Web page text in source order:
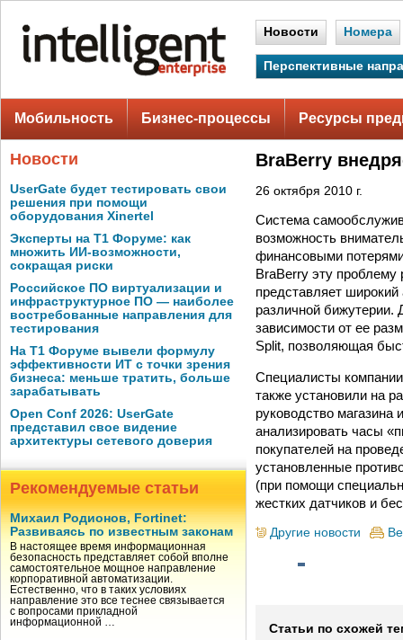
Новости Номера
Перспективные
Мобильность Бизнес-процессы Ресурсы
Новости
UserGate будет тестировать свои
решения при помощи
оборудования Xinertel
Эксперты на Т1 Форуме: как
множить ИИ-возможности,
сокращая риски
Российское ПО виртуализации и
инфраструктурное ПО — наиболее
востребованные направления для
тестирования
На Т1 Форуме вывели формулу
эффективности ИТ с точки зрения
бизнеса: меньше тратить, больше
зарабатывать
Open Conf 2026: UserGate
представил свое видение
архитектуры сетевого доверия
Рекомендуемые статьи
Михаил Родионов, Fortinet:
Развиваясь по известным законам
В настоящее время информационная
безопасность представляет собой вполне
самостоятельное мощное направление
корпоративной автоматизации.
Естественно, что в таких условиях
направление это все теснее связывается
с вопросами прикладной
информационной …
BraBerry
26 октября 2010 г.
Система
возможность
финансовыми
BraBerry эту
представляет
различной бижутерии.
зависимости от ее
Split, позволяющая
Специалисты
также установили на
руководство магазина
анализировать часы
покупателей на
установленные
(при помощи
жестких датчиков и
Другие новости
Статьи по схожей